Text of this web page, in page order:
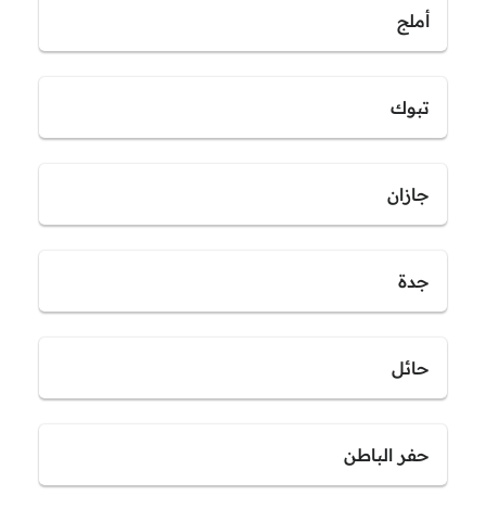
أملج
تبوك
جازان
جدة
حائل
حفر الباطن